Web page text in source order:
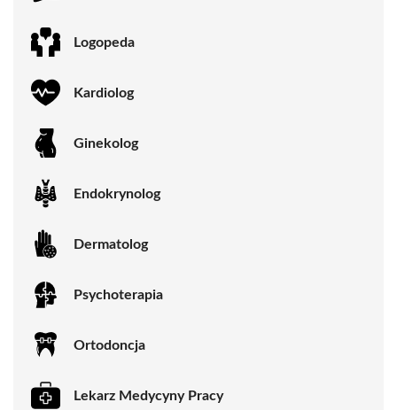
Logopeda
Kardiolog
Ginekolog
Endokrynolog
Dermatolog
Psychoterapia
Ortodoncja
Lekarz Medycyny Pracy